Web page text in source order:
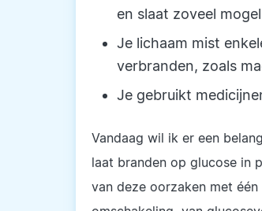
en slaat zoveel
Je lichaam mist
verbranden, zoals
Je gebruikt
Vandaag wil ik er een
laat branden op glucose in
van deze oorzaken met